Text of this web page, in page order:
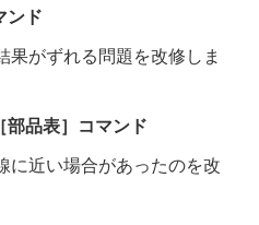
ンド
果がずれる問題を改修しま
部品表］コマンド
に近い場合があったのを改